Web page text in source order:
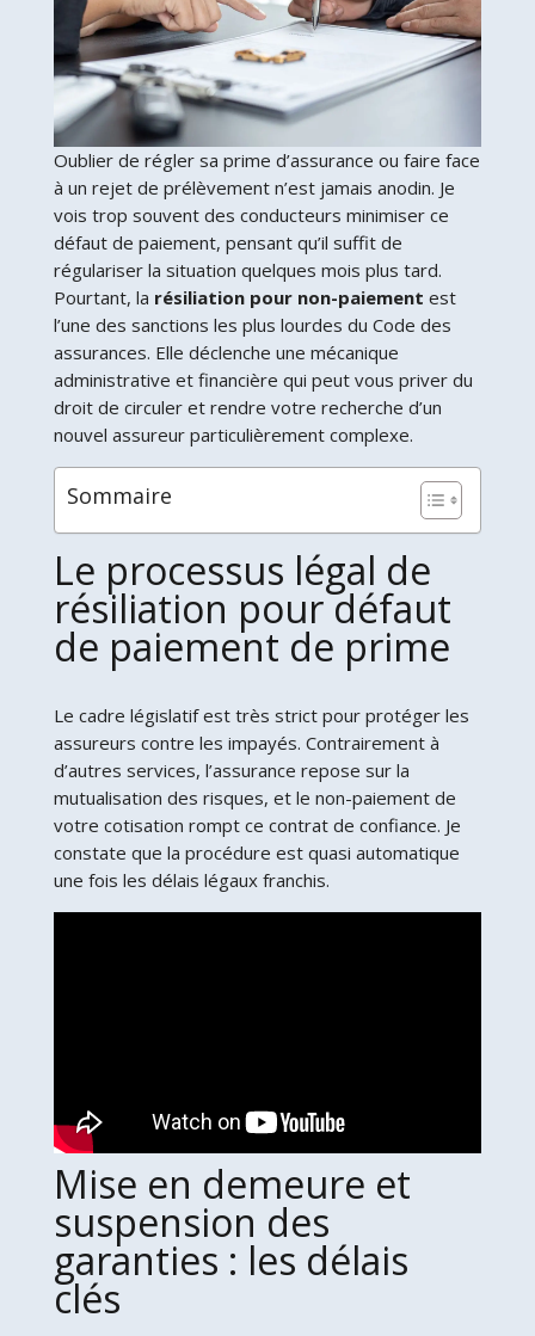
Oublier de régler sa prime d’assurance ou faire face
à un rejet de prélèvement n’est jamais anodin. Je
vois trop souvent des conducteurs minimiser ce
défaut de paiement, pensant qu’il suffit de
régulariser la situation quelques mois plus tard.
Pourtant, la résiliation pour non-paiement est
l’une des sanctions les plus lourdes du Code des
assurances. Elle déclenche une mécanique
administrative et financière qui peut vous priver du
droit de circuler et rendre votre recherche d’un
nouvel assureur particulièrement complexe.
Sommaire
Le processus légal de
résiliation pour défaut
de paiement de prime
Le cadre législatif est très strict pour protéger les
assureurs contre les impayés. Contrairement à
d’autres services, l’assurance repose sur la
mutualisation des risques, et le non-paiement de
votre cotisation rompt ce contrat de confiance. Je
constate que la procédure est quasi automatique
une fois les délais légaux franchis.
Mise en demeure et
suspension des
garanties : les délais
clés